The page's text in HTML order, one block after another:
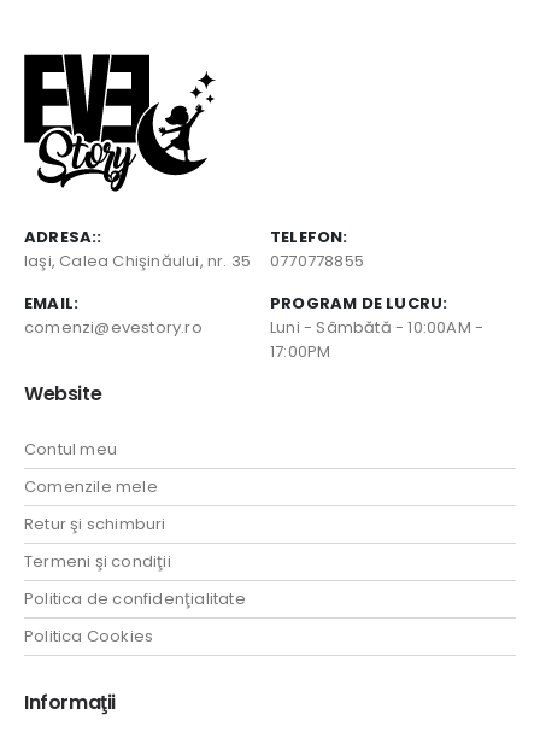
ADRESA::
Iaşi, Calea Chişinăului, nr. 35
TELEFON:
0770778855
EMAIL:
comenzi@evestory.ro
PROGRAM DE LUCRU:
Luni - Sâmbătă - 10:00AM -
17:00PM
Website
Contul meu
Comenzile mele
Retur şi schimburi
Termeni şi condiţii
Politica de confidenţialitate
Politica Cookies
Informaţii